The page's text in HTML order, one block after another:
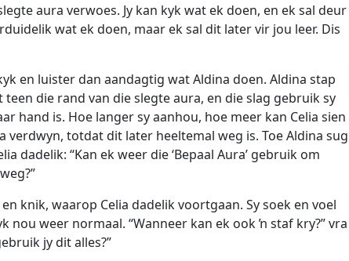
aura verwoes. Jy kan kyk wat ek doen, en ek sal deur
wat ek doen, maar ek sal dit later vir jou leer. Dis
en luister dan aandagtig wat Aldina doen. Aldina stap
die rand van die slegte aura, en die slag gebruik sy
hand is. Hoe langer sy aanhou, hoe meer kan Celia sien
verdwyn, totdat dit later heeltemal weg is. Toe Aldina sug
dadelik: “Kan ek weer die ‘Bepaal Aura’ gebruik om
knik, waarop Celia dadelik voortgaan. Sy soek en voel
nou weer normaal. “Wanneer kan ek ook ŉ staf kry?” vra
jy dit alles?”